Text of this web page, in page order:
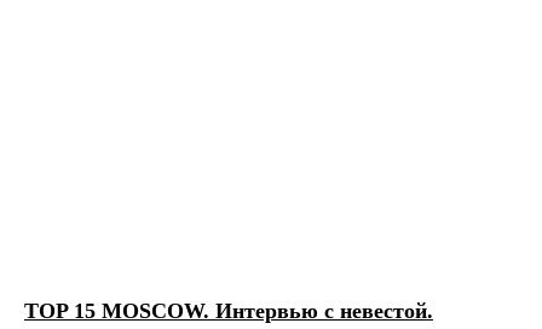
TOP 15 MOSCOW. Интервью с невестой.